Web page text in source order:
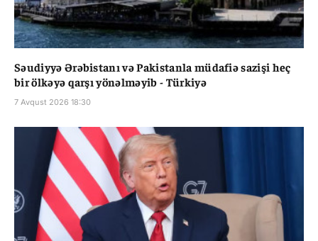
Səudiyyə Ərəbistanı və Pakistanla müdafiə sazişi heç
bir ölkəyə qarşı yönəlməyib - Türkiyə
7 Avqust 2026 18:30